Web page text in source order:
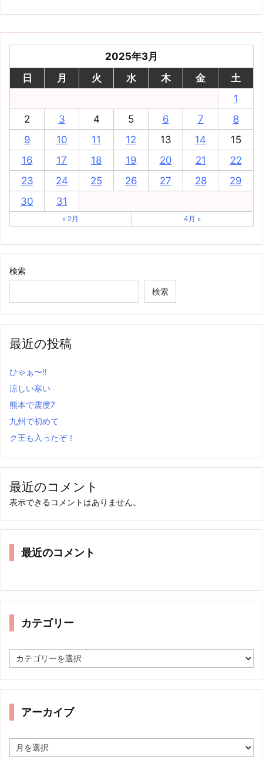
2025年3月
日
月 火 水 木 金
土
1
2
3 4 5 6 7
8
9
10 11 12 13 14
15
16
17 18 19 20 21
22
23
24 25 26 27 28
29
30
31
« 2月 4月 »
検索
検索
最近の投稿
ひゃぁ〜‼
涼しい寒い
熊本で震度7
九州で初めて
ク王も入ったぞ！
最近のコメント
表示できるコメントはありません。
最近のコメント
カテゴリー
テ
リ
アーカイブ
ー